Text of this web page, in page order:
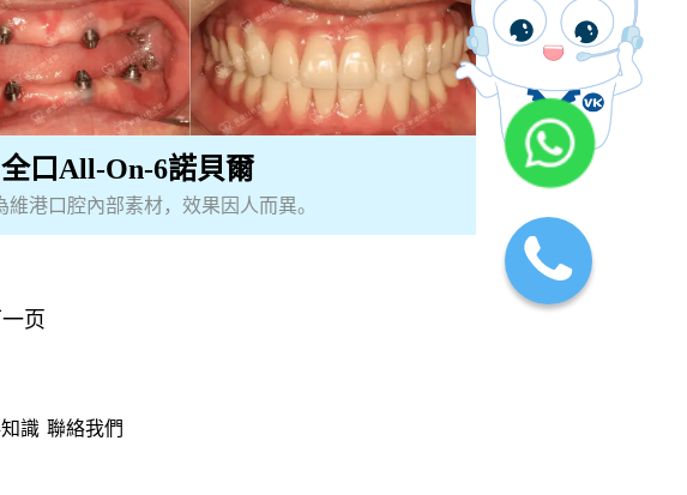
口All-On-6諾貝爾
維港口腔內部素材，效果因人而異。
一页
識 聯絡我們